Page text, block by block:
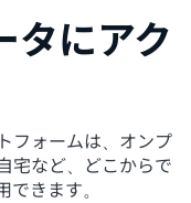
タにアク
フォームは、オンプ
宅など、どこからで
きます。